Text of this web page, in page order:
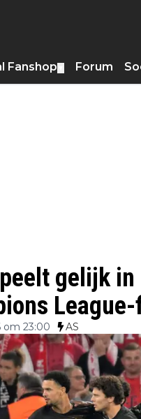
Fanshop Forum
gelijk in
om 23:00 AS